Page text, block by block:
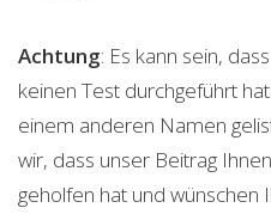
Achtung: Es kann sein,
keinen Test durchgeführt
einem anderen Namen
wir, dass unser Beitrag
geholfen hat und wünschen